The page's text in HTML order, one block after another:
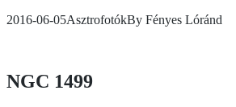
2016-06-05AsztrofotókBy Fényes Lóránd
NGC 1499